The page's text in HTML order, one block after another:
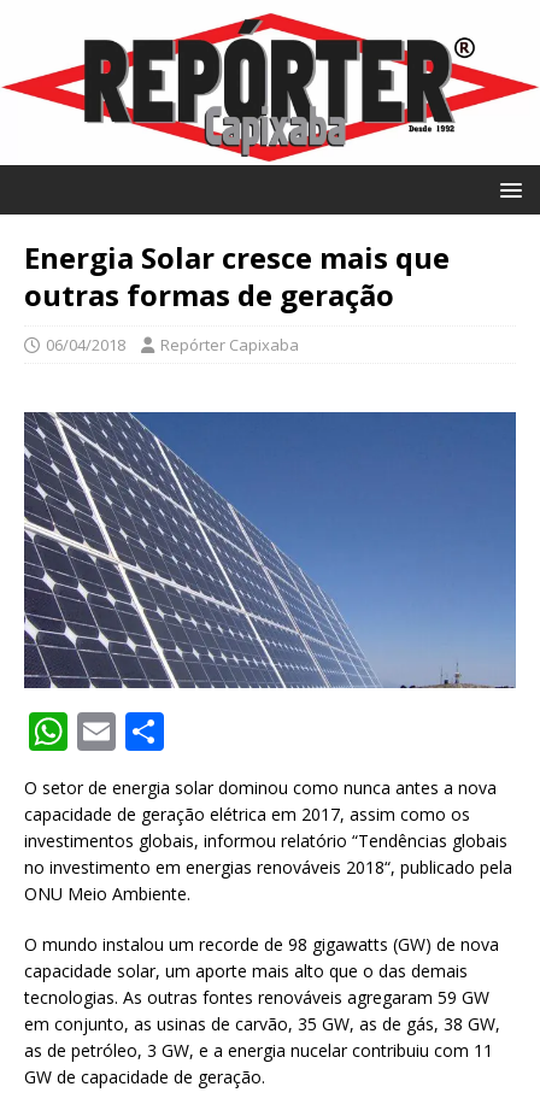
Energia Solar cresce mais que
outras formas de geração
06/04/2018 Repórter Capixaba
W
at
s
A
p
p
E
ai
l
ar
e
O setor de energia solar dominou como nunca antes a nova
capacidade de geração elétrica em 2017, assim como os
investimentos globais, informou relatório “Tendências globais
no investimento em energias renováveis 2018“, publicado pela
ONU Meio Ambiente.
O mundo instalou um recorde de 98 gigawatts (GW) de nova
capacidade solar, um aporte mais alto que o das demais
tecnologias. As outras fontes renováveis agregaram 59 GW
em conjunto, as usinas de carvão, 35 GW, as de gás, 38 GW,
as de petróleo, 3 GW, e a energia nucelar contribuiu com 11
GW de capacidade de geração.